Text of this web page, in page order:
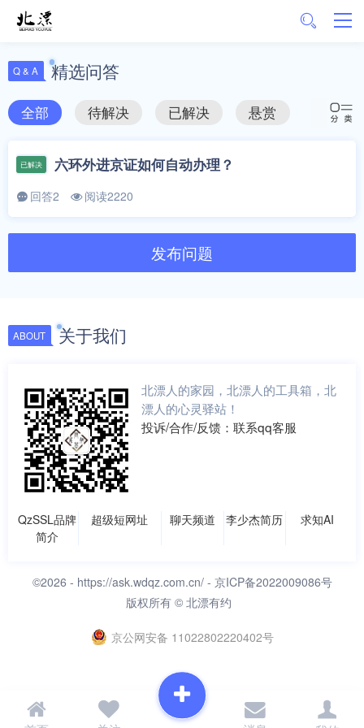
Q & A 精选问答
全部 待解决 已解决 悬赏
已解决 六环外进京证如何自动办理？
回答2 阅读2220
发布问题
ABOUT 关于我们
北漂人的家园，北漂人的工具箱，北
漂人的心灵驿站！
投诉/合作/反馈：联系qq客服
QzSSL品牌
简介
超级短网址 聊天频道 李少杰简历 求知AI
©2026 - https://ask.wdqz.com.cn/- 京ICP备2022009086号
版权所有 © 北漂有约
京公网安备 11022802220402号